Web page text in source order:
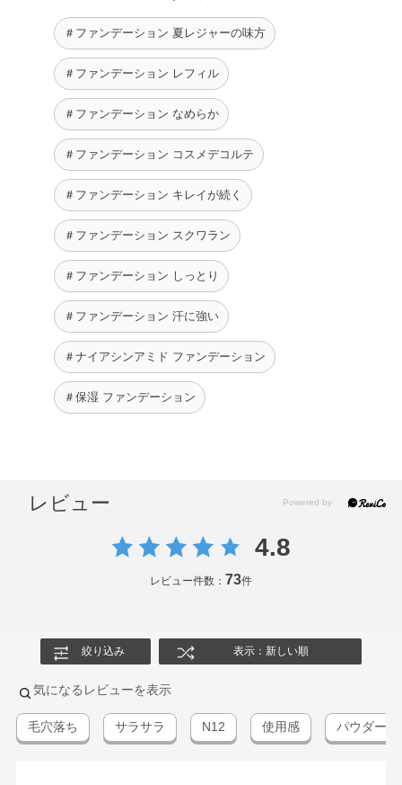
化Al・水添レシチン・クロルフェネシン・フェノキシエタ
ノール・香料・オキシ塩化ビスマス・マイカ・酸化チタ
ン・酸化亜鉛・酸化鉄・硫酸Ba
＃ファンデーション 夏レジャーの味方
＃ファンデーション レフィル
＃ファンデーション なめらか
＃ファンデーション コスメデコルテ
＃ファンデーション キレイが続く
＃ファンデーション スクワラン
＃ファンデーション しっとり
＃ファンデーション 汗に強い
＃ナイアシンアミド ファンデーション
＃保湿 ファンデーション
レビュー
4.8
レビュー件数： 73件
絞り込み 表示：新しい順
気になるレビューを表示
毛穴落ち サラサラ N12 使用感 パウダー